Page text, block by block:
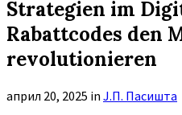
Strategien im
Rabattcodes den
revolutionieren
април 20, 2025 in Ј.П. Пасишта